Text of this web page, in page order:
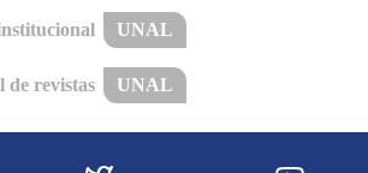
UNAL
de revistas UNAL